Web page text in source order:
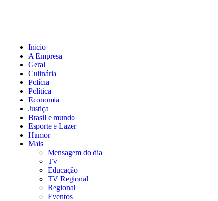
Início
A Empresa
Geral
Culinária
Polícia
Política
Economia
Justiça
Brasil e mundo
Esporte e Lazer
Humor
Mais
Mensagem do dia
TV
Educação
TV Regional
Regional
Eventos